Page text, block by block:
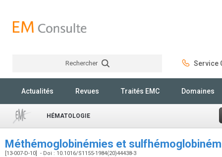
Rechercher Service
Actualités Revues Traités EMC Domaines
HÉMATOLOGIE
Méthémoglobinémies et
[13-007-D-10] - Doi : 10.1016/S1155-1984(20)44438-3